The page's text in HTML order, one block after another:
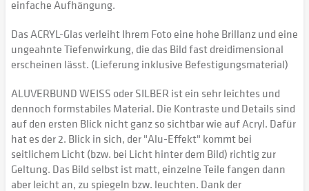
einfache Aufhängung.
Das ACRYL-Glas verleiht Ihrem Foto eine hohe Brillanz und eine
ungeahnte Tiefenwirkung, die das Bild fast dreidimensional
erscheinen lässt. (Lieferung inklusive Befestigungsmaterial)
ALUVERBUND WEISS oder SILBER ist ein sehr leichtes und
dennoch formstabiles Material. Die Kontraste und Details sind
auf den ersten Blick nicht ganz so sichtbar wie auf Acryl. Dafür
hat es der 2. Blick in sich, der "Alu-Effekt" kommt bei
seitlichem Licht (bzw. bei Licht hinter dem Bild) richtig zur
Geltung. Das Bild selbst ist matt, einzelne Teile fangen dann
aber leicht an, zu spiegeln bzw. leuchten. Dank der